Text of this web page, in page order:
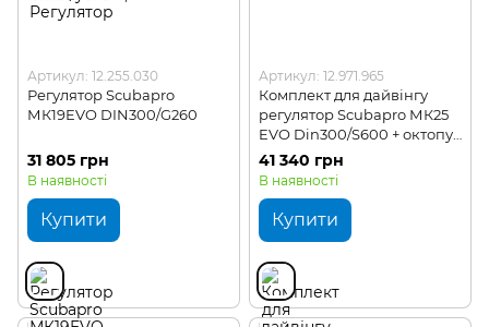
Артикул: 12.255.030
Регулятор Scubapro
МК19EVO DIN300/G260
31 805 грн
В наявності
Купити
Артикул: 12.971.965
Комплект для дайвінгу
регулятор Scubapro МК25
EVO Din300/S600 + октопус
R105
41 340 грн
В наявності
Купити